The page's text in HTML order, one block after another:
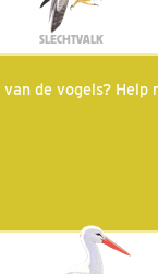
SLECHTVALK
de vogels? Help